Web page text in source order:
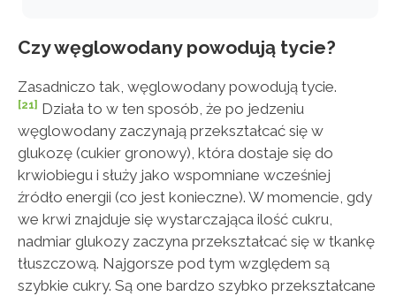
Czy węglowodany powodują tycie?
Zasadniczo tak, węglowodany powodują tycie.
[21] Działa to w ten sposób, że po jedzeniu
węglowodany zaczynają przekształcać się w
glukozę (cukier gronowy), która dostaje się do
krwiobiegu i służy jako wspomniane wcześniej
źródło energii (co jest konieczne). W momencie, gdy
we krwi znajduje się wystarczająca ilość cukru,
nadmiar glukozy zaczyna przekształcać się w tkankę
tłuszczową. Najgorsze pod tym względem są
szybkie cukry. Są one bardzo szybko przekształcane